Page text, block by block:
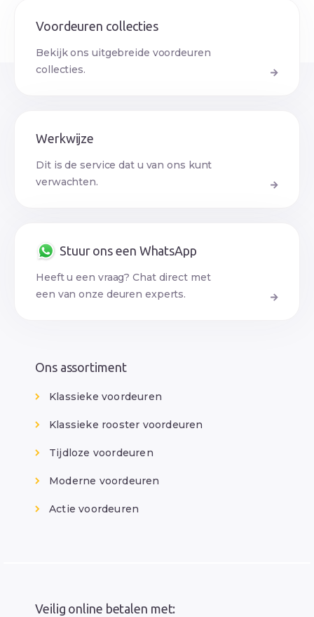
Voordeuren collecties
Bekijk ons uitgebreide voordeuren
collecties.
Werkwijze
Dit is de service dat u van ons kunt
verwachten.
Stuur ons een WhatsApp
Heeft u een vraag? Chat direct met
een van onze deuren experts.
Ons assortiment
Klassieke voordeuren
Klassieke rooster voordeuren
Tijdloze voordeuren
Moderne voordeuren
Actie voordeuren
Veilig online betalen met: